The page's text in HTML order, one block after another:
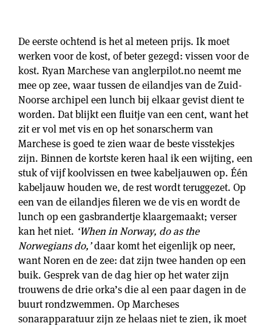
De eerste ochtend is het al meteen prijs. Ik moet
werken voor de kost, of beter gezegd: vissen voor de
kost. Ryan Marchese vananglerpilot.noneemt me
mee op zee, waar tussen de eilandjes van de Zuid-
Noorse archipel een lunch bij elkaar gevist dient te
worden. Dat blijkt een fluitje van een cent, want het
zit er vol met vis en op het sonarscherm van
Marchese is goed te zien waar de beste visstekjes
zijn. Binnen de kortste keren haal ik een wijting, een
stuk of vijf koolvissen en twee kabeljauwen op. Één
kabeljauw houden we, de rest wordt teruggezet. Op
een van de eilandjes fileren we de vis en wordt de
lunch op een gasbrandertje klaargemaakt; verser
kan het niet. ‘When in Norway, do as the
Norwegians do,’daar komt het eigenlijk op neer,
want Noren en de zee: dat zijn twee handen op een
buik. Gesprek van de dag hier op het water zijn
trouwens de drie orka’s die al een paar dagen in de
buurt rondzwemmen. Op Marcheses
sonarapparatuur zijn ze helaas niet te zien, ik moet